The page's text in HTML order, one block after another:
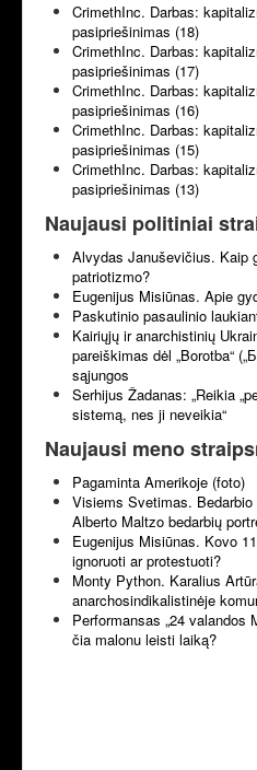
CrimethInc. Darbas:
pasipriešinimas (18)
CrimethInc. Darbas:
pasipriešinimas (17)
CrimethInc. Darbas:
pasipriešinimas (16)
CrimethInc. Darbas:
pasipriešinimas (15)
CrimethInc. Darbas:
pasipriešinimas (13)
Naujausi politiniai
Alvydas Januševičius. Kaip
patriotizmo?
Eugenijus Misiūnas. Apie
Paskutinio pasaulinio
Kairiųjų ir anarchistinių
pareiškimas dėl „Borotba“
sąjungos
Serhijus Žadanas: „Reikia
sistemą, nes ji neveikia“
Naujausi meno
Pagaminta Amerikoje (foto)
Visiems Svetimas. Bedarbio
Alberto Maltzo bedarbių
Eugenijus Misiūnas. Kovo
ignoruoti ar protestuoti?
Monty Python. Karalius
anarchosindikalistinėje
Performansas „24 valandos
čia malonu leisti laiką?